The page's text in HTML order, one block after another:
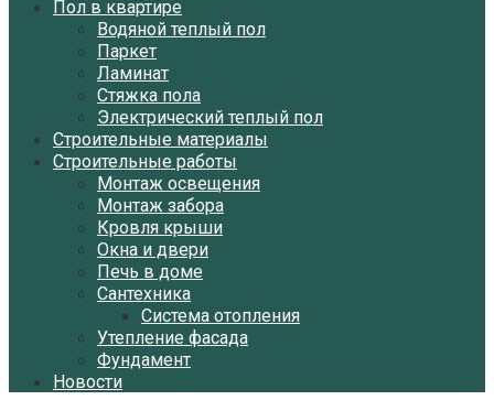
Пол в квартире
Водяной теплый пол
Паркет
Ламинат
Стяжка пола
Электрический теплый пол
Строительные материалы
Строительные работы
Монтаж освещения
Монтаж забора
Кровля крыши
Окна и двери
Печь в доме
Сантехника
Система отопления
Утепление фасада
Фундамент
Новости